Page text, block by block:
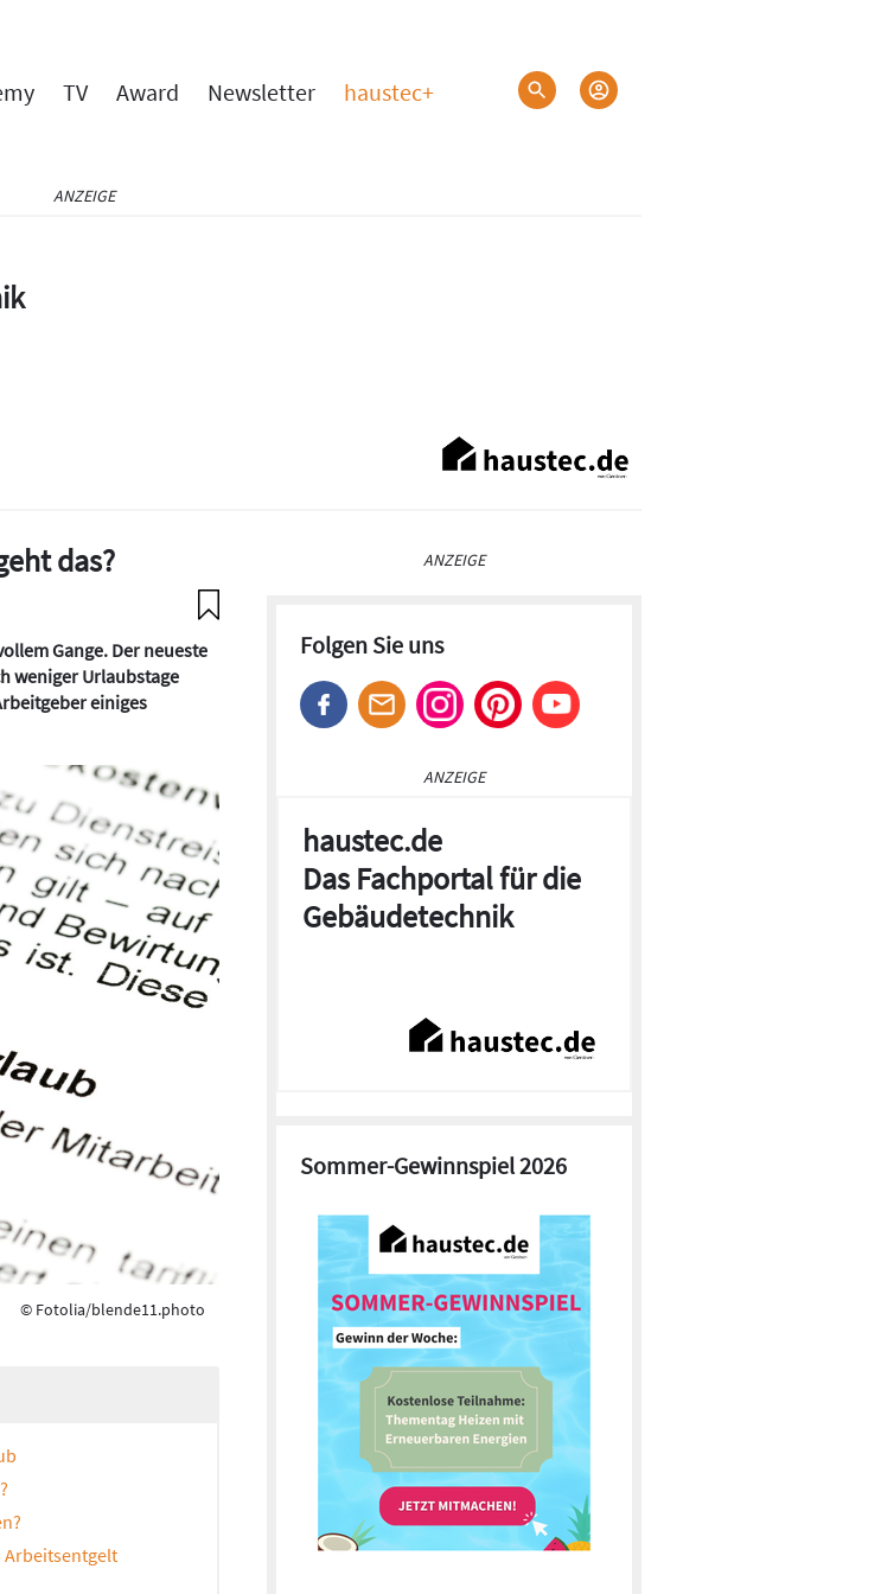
TV Award Newsletter haustec+
ANZEIGE
das?
Gange. Der neueste
weniger Urlaubstage
einiges
© Fotolia/blende11.photo
Arbeitsentgelt
ANZEIGE
Folgen Sie uns
ANZEIGE
haustec.de
Das Fachportal für die
Gebäudetechnik
Sommer-Gewinnspiel 2026